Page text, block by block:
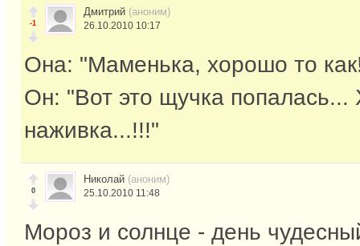
-1
Дмитрий (аноним)
26.10.2010 10:17
Она: "Маменька, хорошо то
Он: "Вот это щучка
наживка...!!!"
0
Николай (аноним)
25.10.2010 11:48
Мороз и солнце - день